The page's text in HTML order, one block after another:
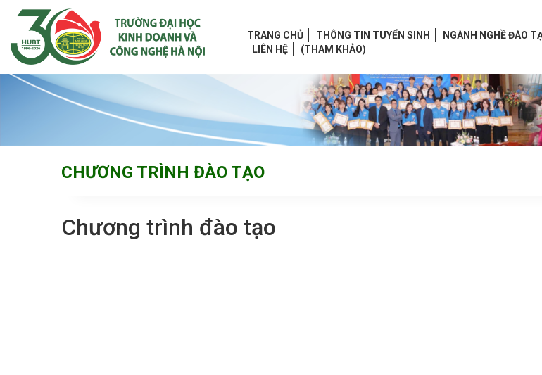
TRANG CHỦ THÔNG TIN TUYỂN SINH NGÀNH NGHỀ ĐÀO
LIÊN HỆ
(THAM KHẢO)
CHƯƠNG TRÌNH ĐÀO TẠO​
Chương trình đào tạo